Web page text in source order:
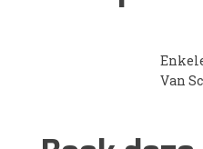
Van